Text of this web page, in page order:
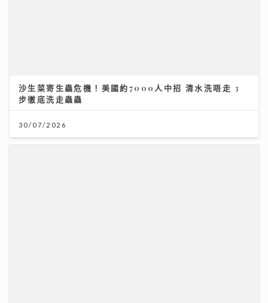
沙生菜寄生蟲危機！美國約7000人中招 清水洗唔走 3
步徹底洗走蟲蟲
30/07/2026